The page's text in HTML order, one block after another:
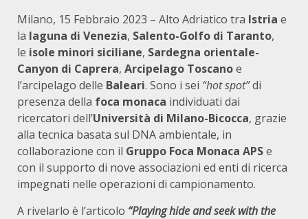
Milano, 15 Febbraio 2023 – Alto Adriatico tra Istria e
la laguna di Venezia, Salento-Golfo di Taranto,
le isole minori siciliane, Sardegna orientale-
Canyon di Caprera, Arcipelago Toscanoe
l’arcipelago delle Baleari. Sono i sei “hot spot”di
presenza della foca monaca individuati dai
ricercatori dell’Università di Milano-Bicocca, grazie
alla tecnica basata sul DNA ambientale, in
collaborazione con il Gruppo Foca Monaca APSe
con il supporto di nove associazioni ed enti di ricerca
impegnati nelle operazioni di campionamento.
A rivelarlo è l’articolo “Playing hide and seek with the